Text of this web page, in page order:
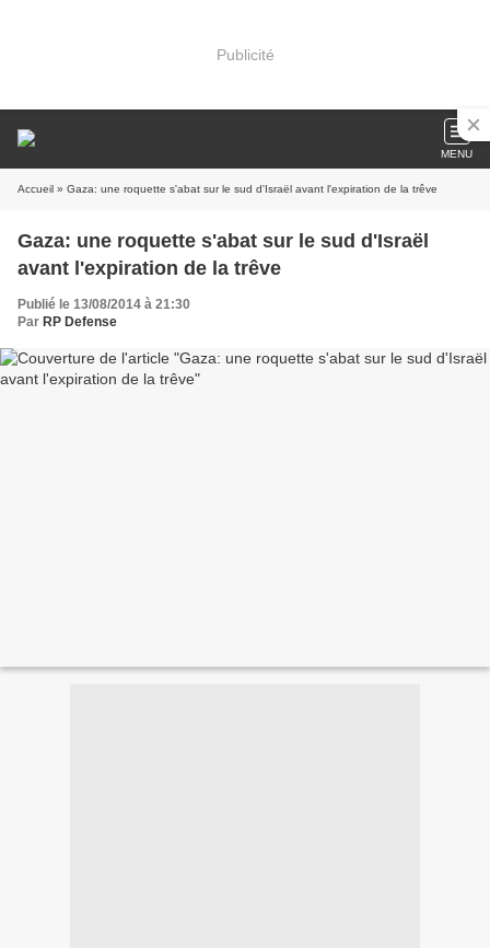
Publicité
MENU
Accueil » Gaza: une roquette s'abat sur le sud d'Israël avant l'expiration de la trêve
Gaza: une roquette s'abat sur le sud d'Israël
avant l'expiration de la trêve
Publié le 13/08/2014 à 21:30
Par RP Defense